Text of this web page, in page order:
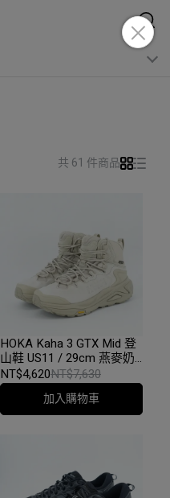
共 61 件商品
HOKA Kaha 3 GTX Mid 登
山鞋 US11 / 29cm 燕麥奶
色
NT$4,620NT$7,630
加入購物車